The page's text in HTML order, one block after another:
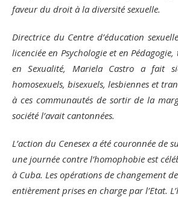
faveur du droit à la diversité sexuelle.
Directrice du Centre d’éducation
licenciée en Psychologie et en
en Sexualité, Mariela Castro a fait
homosexuels, bisexuels, lesbiennes et
à ces communautés de sortir de la
société l’avait cantonnées.
L’action du Cenesex a été couronnée de
une journée contre l’homophobie est
à Cuba. Les opérations de changement
entièrement prises en charge par l’Etat.